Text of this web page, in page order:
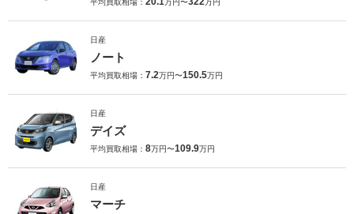
平均買取相場： 万円〜 万円
日産
ノート
平均買取相場： 7.2万円〜150.5万円
日産
デイズ
平均買取相場： 8万円〜109.9万円
日産
マーチ